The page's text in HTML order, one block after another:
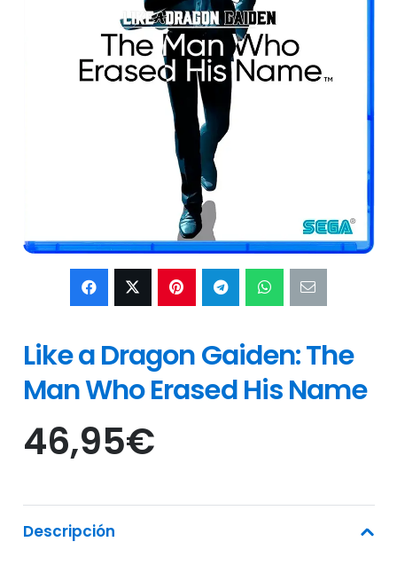
Like a Dragon Gaiden: The
Man Who Erased His Name
46,95€
Descripción